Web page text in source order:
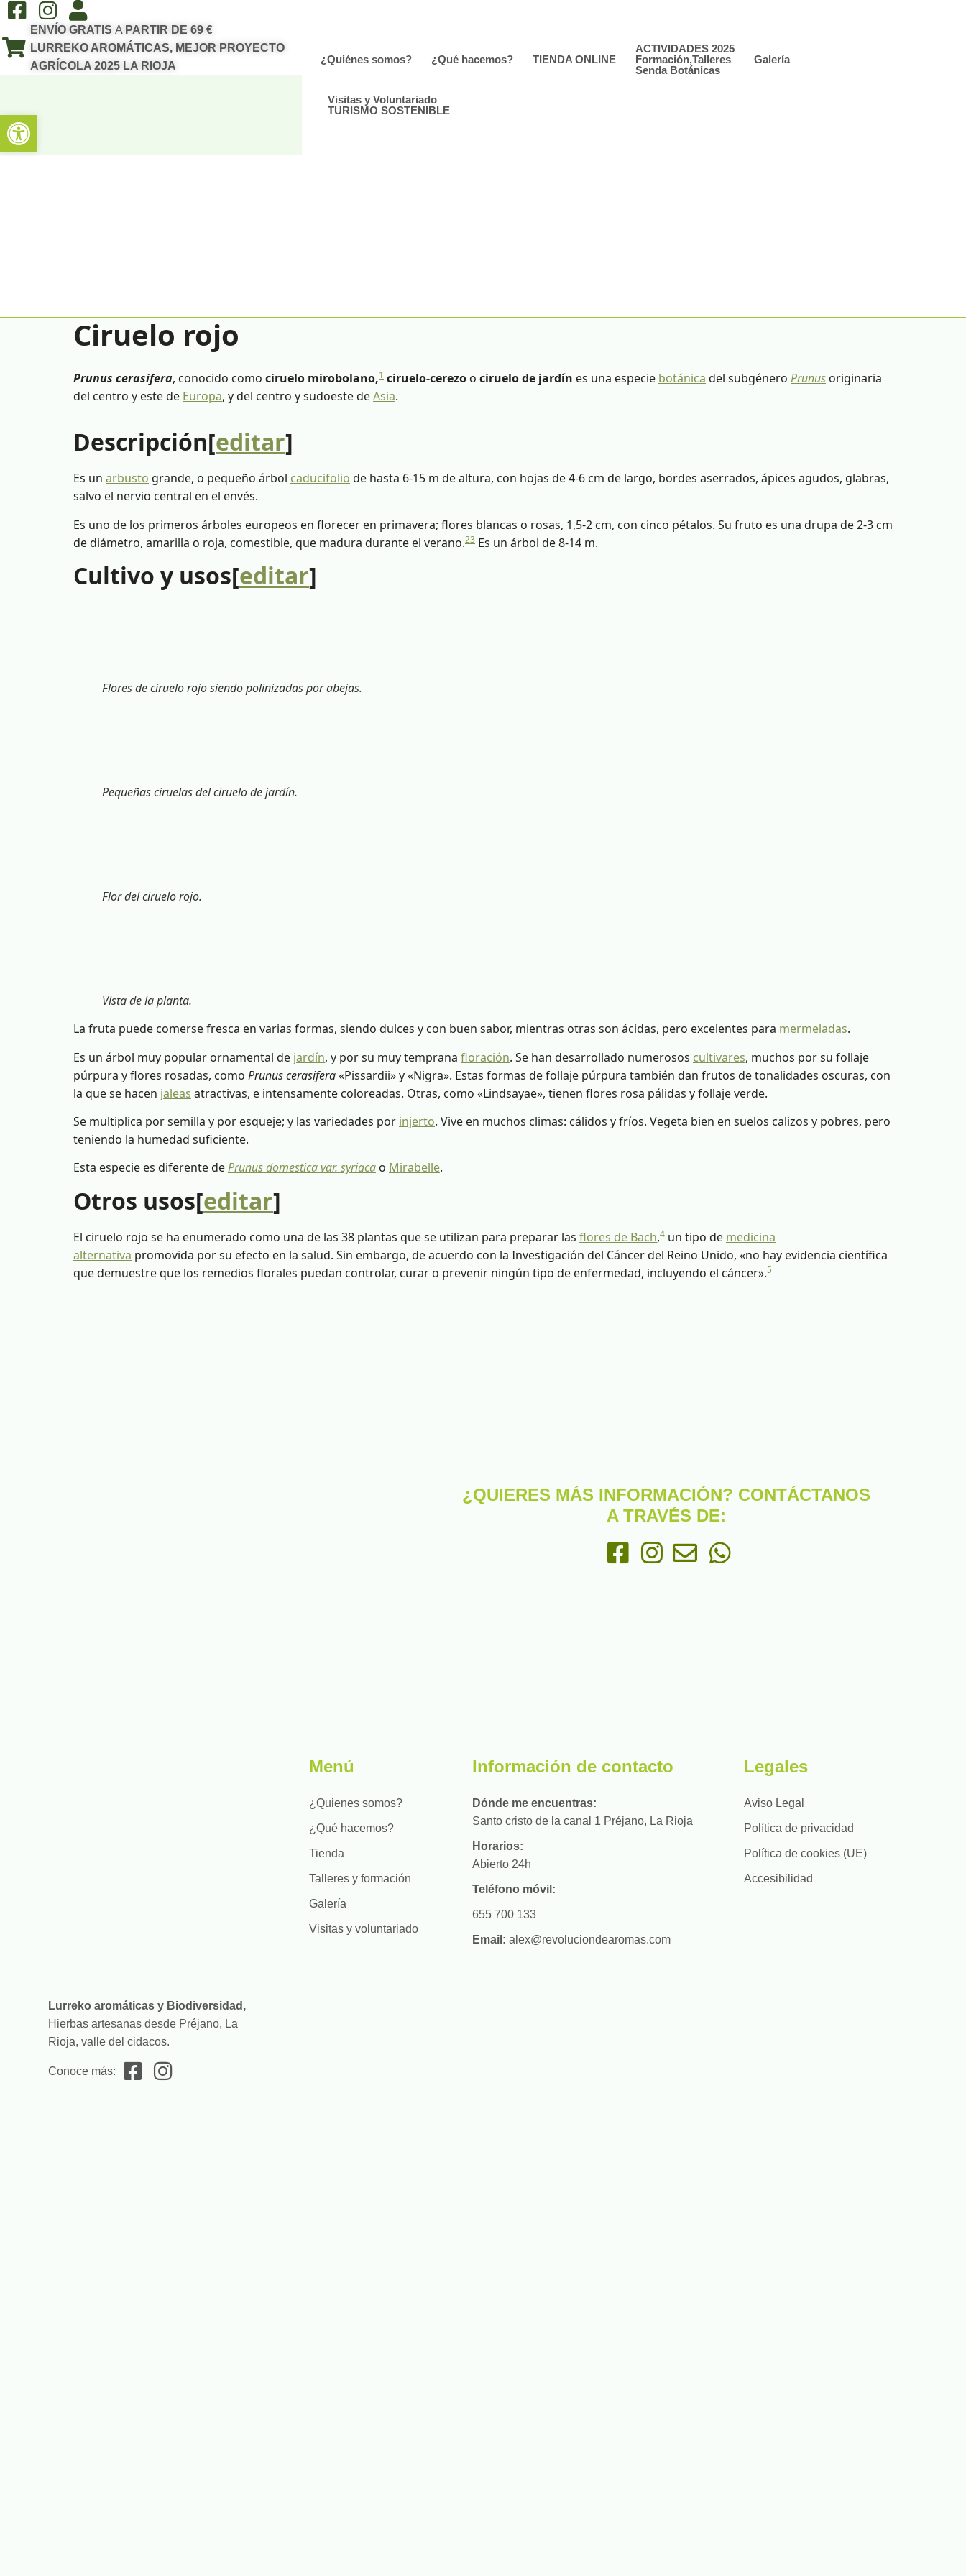
ENVÍO GRATISA PARTIR DE 69 €
LURREKO AROMÁTICAS, MEJOR PROYECTO
AGRÍCOLA 2025 LA RIOJA
¿Quiénes somos? ¿Qué hacemos? TIENDA ONLINE
ACTIVIDADES 2025
Formación,Talleres
Senda Botánicas
Galería
Visitas y Voluntariado
TURISMO SOSTENIBLE
Ciruelo rojo
Prunus cerasifera, conocido como ciruelo mirobolano,1 ciruelo-cerezo o ciruelo de jardín es una especie botánica del subgénero Prunus originaria
del centro y este de Europa, y del centro y sudoeste deAsia.
Descripción[editar]
Es un arbusto grande, o pequeño árbol caducifolio de hasta 6-15 m de altura, con hojas de 4-6 cm de largo, bordes aserrados, ápices agudos, glabras,
salvo el nervio central en el envés.
Es uno de los primeros árboles europeos en florecer en primavera; flores blancas o rosas, 1,5-2 cm, con cinco pétalos. Su fruto es una drupa de 2-3 cm
de diámetro, amarilla o roja, comestible, que madura durante el verano.23 ​ Es un árbol de 8-14 m.
Cultivo y usos[editar]
Flores de ciruelo rojo siendo polinizadas por abejas.
Pequeñas ciruelas del ciruelo de jardín.
Flor del ciruelo rojo.
Vista de la planta.
La fruta puede comerse fresca en varias formas, siendo dulces y con buen sabor, mientras otras son ácidas, pero excelentes para mermeladas.
Es un árbol muy popular ornamental de jardín, y por su muy temprana floración. Se han desarrollado numerosos cultivares, muchos por su follaje
púrpura y flores rosadas, como Prunus cerasifera«Pissardii» y «Nigra». Estas formas de follaje púrpura también dan frutos de tonalidades oscuras, con
la que se hacen jaleas atractivas, e intensamente coloreadas. Otras, como «Lindsayae», tienen flores rosa pálidas y follaje verde.
Se multiplica por semilla y por esqueje; y las variedades por injerto. Vive en muchos climas: cálidos y fríos. Vegeta bien en suelos calizos y pobres, pero
teniendo la humedad suficiente.
Esta especie es diferente dePrunus domestica var. syriaca o Mirabelle.
Otros usos[editar]
El ciruelo rojo se ha enumerado como una de las 38 plantas que se utilizan para preparar las flores de Bach,4 ​ un tipo de medicina
alternativa promovida por su efecto en la salud. Sin embargo, de acuerdo con la Investigación del Cáncer del Reino Unido, «no hay evidencia científica
que demuestre que los remedios florales puedan controlar, curar o prevenir ningún tipo de enfermedad, incluyendo el cáncer».5
¿QUIERES MÁS INFORMACIÓN? CONTÁCTANOS
A TRAVÉS DE:
Lurreko aromáticas y Biodiversidad,
Hierbas artesanas desde Préjano, La
Rioja, valle del cidacos.
Conoce más:
Menú
¿Quienes somos?
¿Qué hacemos?
Tienda
Talleres y formación
Galería
Visitas y voluntariado
Información de contacto
Dónde me encuentras:
Santo cristo de la canal 1 Préjano, La Rioja
Horarios:
Abierto 24h
Teléfono móvil:
655 700 133
Email: alex@revoluciondearomas.com
Legales
Aviso Legal
Política de privacidad
Política de cookies (UE)
Accesibilidad
Abrir barra de herramientas